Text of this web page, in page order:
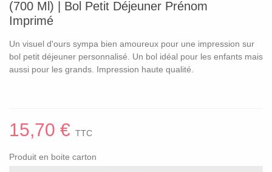
(700 Ml) | Bol Petit Déjeuner Prénom
Imprimé
Un visuel d'ours sympa bien amoureux pour une impression sur
bol petit déjeuner personnalisé. Un bol idéal pour les enfants mais
aussi pour les grands. Impression haute qualité.
15,70 € TTC
Produit en boite carton